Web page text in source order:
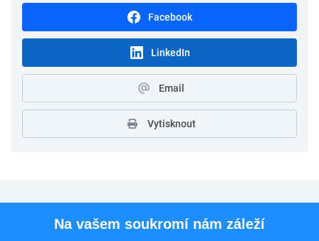
Facebook
LinkedIn
Email
Vytisknout
Pro uchazečeNa vašem soukromí nám záleží